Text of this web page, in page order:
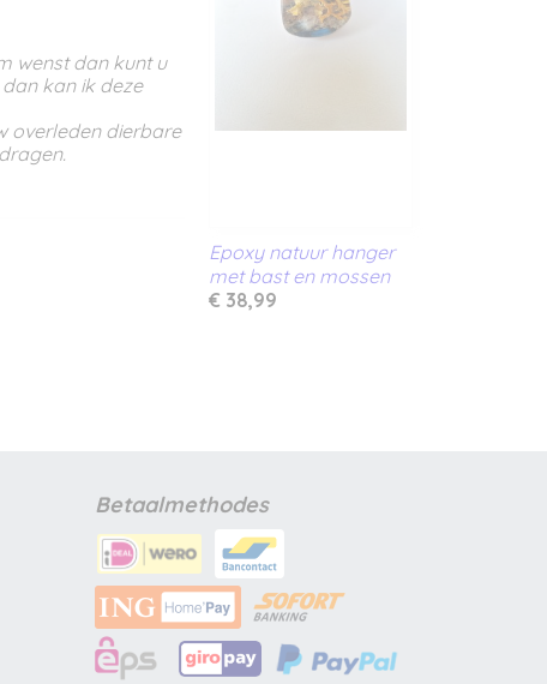
wenst dan kunt u
dan kan ik deze
overleden dierbare
Epoxy natuur hanger
met bast en mossen
€ 38,99
Betaalmethodes